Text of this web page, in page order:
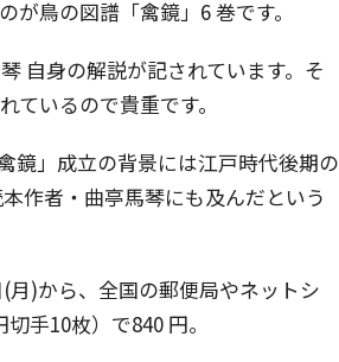
鳥の図譜「禽鏡」6 巻です。
自身の解説が記されています。そ
いるので貴重です。
鏡」成立の背景には江戸時代後期の
作者・曲亭馬琴にも及んだという
)から、全国の郵便局やネットシ
手10枚）で840 円。